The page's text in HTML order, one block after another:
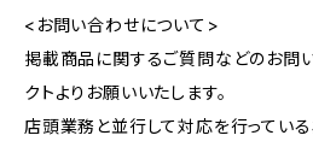
<お問い合わせについて>
掲載商品に関するご質問などのお問
クトよりお願いいたします。
店頭業務と並行して対応を行ってい